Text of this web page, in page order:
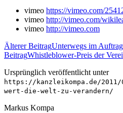
vimeo https://vimeo.com/
vimeo http://vimeo.com/
vimeo http://vimeo.com
Älterer BeitragUnterwegs im
BeitragWhistleblower-Preis der
Ursprünglich veröffentlicht unter
https://kanzleikompa.de/
wert-die-welt-zu-verandern/
Markus Kompa